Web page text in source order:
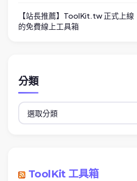
【站長推薦】ToolKit.tw 正式上
的免費線上工具箱
分類
分
類
ToolKit 工具箱